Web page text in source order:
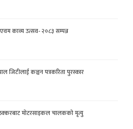
एवम काव्य उत्सव- २०८३ सम्पन्न
जिटीलाई कञ्चन पत्रकरिता पुरस्कार
मोटरसाइकल चालकको मृत्यु